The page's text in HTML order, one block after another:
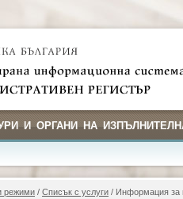
И ОРГАНИ НА
режими / Списък с услуги / Информация за